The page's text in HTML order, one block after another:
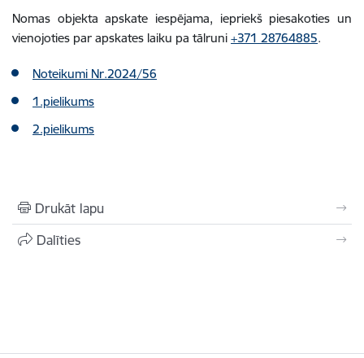
Nomas objekta apskate iespējama, iepriekš piesakoties un
vienojoties par apskates laiku pa tālruni +371 28764885.
Noteikumi Nr.2024/56
1.pielikums
2.pielikums
Drukāt lapu
Dalīties